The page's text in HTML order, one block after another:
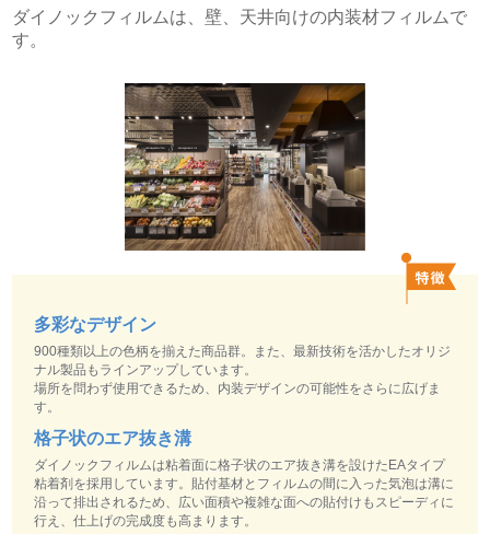
ダイノックフィルムは、壁、天井向けの内装材フィルムで
す。
多彩なデザイン
900種類以上の色柄を揃えた商品群。また、最新技術を活かしたオリジ
ナル製品もラインアップしています。
場所を問わず使用できるため、内装デザインの可能性をさらに広げま
す。
格子状のエア抜き溝
ダイノックフィルムは粘着面に格子状のエア抜き溝を設けたEAタイプ
粘着剤を採用しています。貼付基材とフィルムの間に入った気泡は溝に
沿って排出されるため、広い面積や複雑な面への貼付けもスピーディに
行え、仕上げの完成度も高まります。